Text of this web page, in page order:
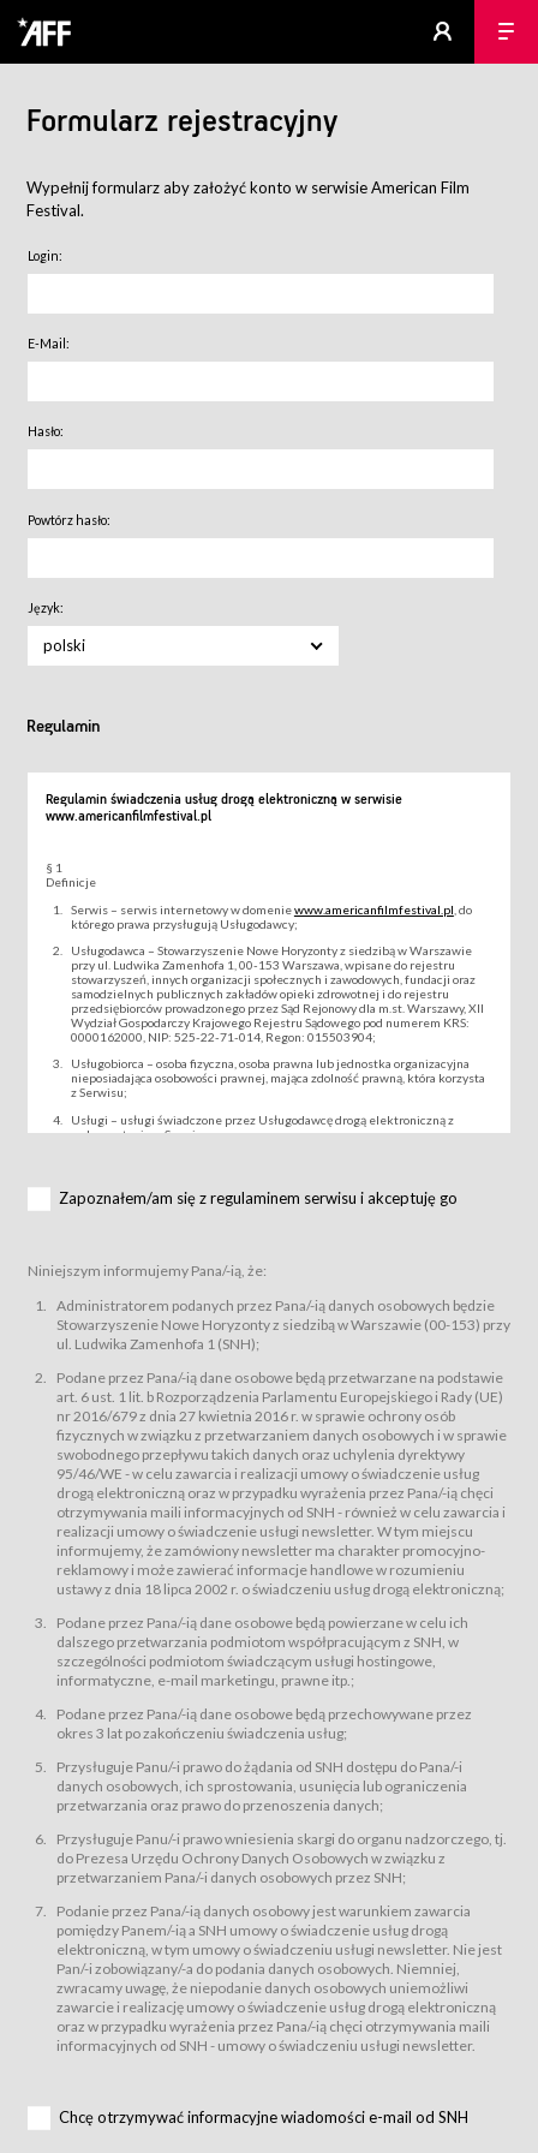
Formularz rejestracyjny
Wypełnij formularz aby założyć konto w serwisie American Film
Festival.
Login:
E-Mail:
Hasło:
Powtórz hasło:
Język:
polski
Regulamin
Regulamin świadczenia usług drogą elektroniczną w serwisie
www.americanfilmfestival.pl
§ 1
Definicje
Serwis – serwis internetowy w domeniewww.americanfilmfestival.pl , do
którego prawa przysługują Usługodawcy;
Usługodawca – Stowarzyszenie Nowe Horyzonty z siedzibą w Warszawie
przy ul. Ludwika Zamenhofa 1, 00-153 Warszawa, wpisane do rejestru
stowarzyszeń, innych organizacji społecznych i zawodowych, fundacji oraz
samodzielnych publicznych zakładów opieki zdrowotnej i do rejestru
przedsiębiorców prowadzonego przez Sąd Rejonowy dla m.st. Warszawy, XII
Wydział Gospodarczy Krajowego Rejestru Sądowego pod numerem KRS:
0000162000, NIP: 525-22-71-014, Regon: 015503904;
Usługobiorca – osoba fizyczna, osoba prawna lub jednostka organizacyjna
nieposiadająca osobowości prawnej, mająca zdolność prawną, która korzysta
z Serwisu;
Usługi – usługi świadczone przez Usługodawcę drogą elektroniczną z
wykorzystaniem Serwisu;
za pośrednictwem Serwisu;
podmiotom z branży mediów i filmowej (Akredytacje);
Bilety – wybrane dokumenty potwierdzające zawarcie umowy z
Usługodawcą i uprawniające do wzięcia udziału w Wydarzeniu,
przewidziane przez Usługodawcę dla danego Wydarzenia, tj. uprawniające
do uczestnictwa w wielu albo w pojedynczych seansach filmowych,
Sklep – sklep internetowy prowadzony przez Usługodawcę w Serwisie;
Regulamin – niniejszy regulamin.
§ 2
Postanowienia ogólne
Regulamin określa zasady:
świadczenia Usługobiorcom Usług przez Usługodawcę, z
zastrzeżeniem usług, o których mowa w ust. 2 pkt. 4 i 5 poniżej, których
zasady świadczenia precyzują odrębne regulaminy,
przetwarzania przez Usługodawcę danych osobowych Usługobiorców
będących osobami fizycznymi.
świadczy Usługi drogą elektroniczną w rozumieniu ustawy z dnia 18 lipca
2002 r. o świadczeniu usług drogą elektroniczną (Dz.U. z 2002 r., Nr 144, poz.
1204, z późń. zm.). Usługi świadczone są nieodpłatnie.
usługę przeglądania i odczytywania przez Usługobiorców materiałów
zamieszczanych w Serwisie,
usługę utrzymywania konta użytkownika w Serwisie,
usługę newsletter,
usługę zawierania na odległość umów nabycia Karnetów i Biletów,
usługę zawierania na odległość umów sprzedaży w Sklepie.
dnia 18 lipca 2002 r. o świadczeniu usług drogą elektroniczną (Dz.U. z 2002
r., Nr 144, poz. 1204, z późń. zm.). Usługi świadczone są nieodpłatnie.
Na zasadach określonych w Regulaminie dostęp do Serwisu jest otwarty dla
Usługobiorca przed rozpoczęciem korzystania z Serwisu jest zobowiązany
zapoznać się z Regulaminem. Założenie konta w Serwisie oraz zamówienie
usługi newsletter za pośrednictwem przeznaczonego do tego formularza
zamieszczonego na stronach Serwisu dostępnych dla wszystkich
Usługobiorców wymaga akceptacji postanowień Regulaminu.
Usługobiorca zobowiązany jest do przestrzegania postanowień Regulaminu
od chwili rozpoczęcia korzystania z Serwisu.
Regulamin jest udostępniony Usługobiorcom nieodpłatnie za
Warunki techniczne korzystania z Usług
Zapoznałem/am się z regulaminem serwisu i akceptuję go
Niniejszym informujemy Pana/-ią, że:
Administratorem podanych przez Pana/-ią danych osobowych będzie
Stowarzyszenie Nowe Horyzonty z siedzibą w Warszawie (00-153) przy
ul. Ludwika Zamenhofa 1 (SNH);
Podane przez Pana/-ią dane osobowe będą przetwarzane na podstawie
art. 6 ust. 1 lit. b Rozporządzenia Parlamentu Europejskiego i Rady (UE)
nr 2016/679 z dnia 27 kwietnia 2016 r. w sprawie ochrony osób
fizycznych w związku z przetwarzaniem danych osobowych i w sprawie
swobodnego przepływu takich danych oraz uchylenia dyrektywy
95/46/WE - w celu zawarcia i realizacji umowy o świadczenie usług
drogą elektroniczną oraz w przypadku wyrażenia przez Pana/-ią chęci
otrzymywania maili informacyjnych od SNH - również w celu zawarcia i
realizacji umowy o świadczenie usługi newsletter. W tym miejscu
informujemy, że zamówiony newsletter ma charakter promocyjno-
reklamowy i może zawierać informacje handlowe w rozumieniu
ustawy z dnia 18 lipca 2002 r. o świadczeniu usług drogą elektroniczną;
Podane przez Pana/-ią dane osobowe będą powierzane w celu ich
dalszego przetwarzania podmiotom współpracującym z SNH, w
szczególności podmiotom świadczącym usługi hostingowe,
informatyczne, e-mail marketingu, prawne itp.;
Podane przez Pana/-ią dane osobowe będą przechowywane przez
okres 3 lat po zakończeniu świadczenia usług;
Przysługuje Panu/-i prawo do żądania od SNH dostępu do Pana/-i
danych osobowych, ich sprostowania, usunięcia lub ograniczenia
przetwarzania oraz prawo do przenoszenia danych;
Przysługuje Panu/-i prawo wniesienia skargi do organu nadzorczego, tj.
do Prezesa Urzędu Ochrony Danych Osobowych w związku z
przetwarzaniem Pana/-i danych osobowych przez SNH;
Podanie przez Pana/-ią danych osobowy jest warunkiem zawarcia
pomiędzy Panem/-ią a SNH umowy o świadczenie usług drogą
elektroniczną, w tym umowy o świadczeniu usługi newsletter. Nie jest
Pan/-i zobowiązany/-a do podania danych osobowych. Niemniej,
zwracamy uwagę, że niepodanie danych osobowych uniemożliwi
zawarcie i realizację umowy o świadczenie usług drogą elektroniczną
oraz w przypadku wyrażenia przez Pana/-ią chęci otrzymywania maili
informacyjnych od SNH - umowy o świadczeniu usługi newsletter.
Chcę otrzymywać informacyjne wiadomości e-mail od SNH